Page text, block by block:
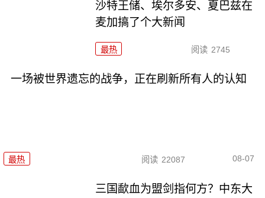
沙特王储、埃尔多安、夏巴兹在
麦加搞了个大新闻
最热 阅读 2745
一场被世界遗忘的战争，正在刷新所有人的认知
最热 阅读 22087 08-07
三国歃血为盟剑指何方？中东大